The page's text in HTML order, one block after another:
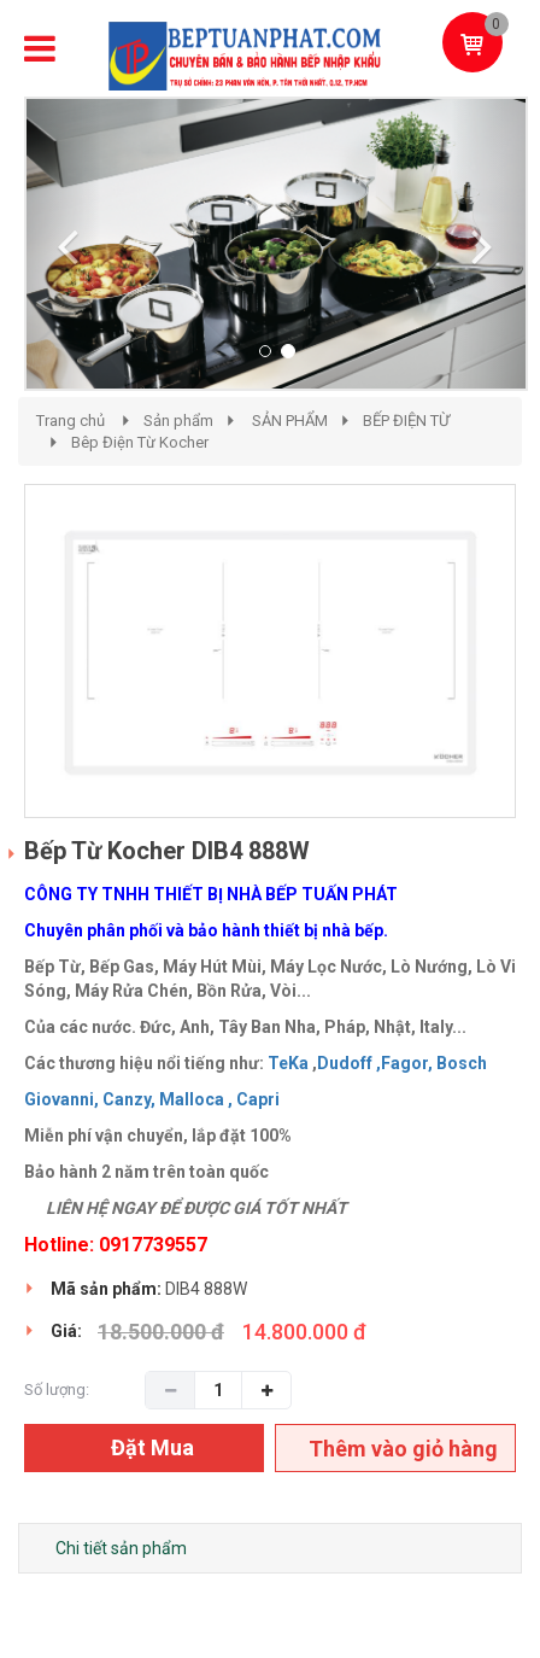
0
Previous
Trang chủ Sản phẩm SẢN PHẨM
BẾP ĐIỆN TỪ
Bêp Điện Từ Kocher
Bếp Từ Kocher DIB4 888W
CÔNG TY TNHH THIẾT BỊ NHÀ BẾP TUẤN PHÁT
Chuyên phân phối và bảo hành thiết bị nhà bếp.
Bếp Từ, Bếp Gas, Máy Hút Mùi, Máy Lọc Nước, Lò Nướng, Lò Vi
Sóng, Máy Rửa Chén, Bồn Rửa, Vòi...
Của các nước. Đức, Anh, Tây Ban Nha, Pháp, Nhật, Italy...
Các thương hiệu nổi tiếng như: TeKa , Dudoff , Fagor, Bosch
Giovanni, Canzy, Malloca , Capri
Miễn phí vận chuyển, lắp đặt 100%
Bảo hành 2 năm trên toàn quốc
LIÊN HỆ NGAY ĐỂ ĐƯỢC GIÁ TỐT NHẤT
Hotline: 0917739557
Mã sản phẩm: DIB4 888W
Giá: 18.500.000 đ 14.800.000 đ
Số lượng:
Đặt Mua Thêm vào giỏ hàng
Chi tiết sản phẩm